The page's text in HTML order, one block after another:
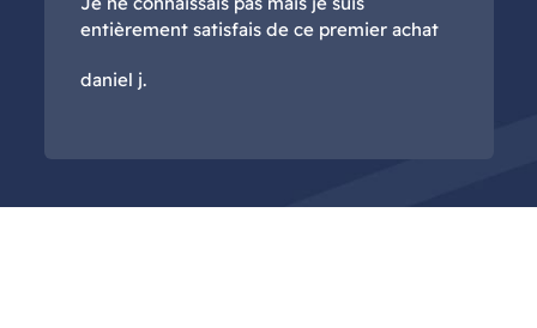
entièrement satisfais de ce premier achat
daniel j.